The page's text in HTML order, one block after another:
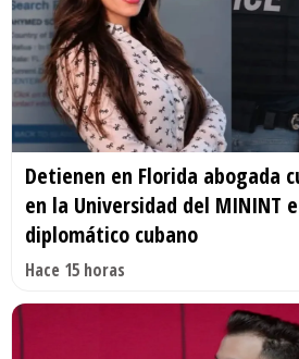
Detienen en Florida abogada
en la Universidad del MININT
diplomático cubano
Hace 15 horas